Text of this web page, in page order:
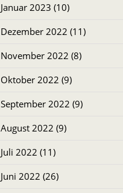
Januar 2023 (10)
Dezember 2022 (11)
November 2022 (8)
Oktober 2022 (9)
September 2022 (9)
August 2022 (9)
Juli 2022 (11)
Juni 2022 (26)